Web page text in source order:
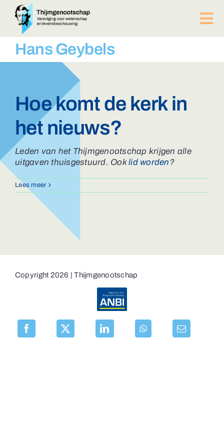
naar
inhoud
BIJEENKOMSTEN
Afdelingen
Lid worden?
Contact
ZOEKEN
NAAR:
Hans Geybels
Hoe komt de kerk in
het nieuws?
Leden van het Thijmgenootschap krijgen alle
uitgaven thuisgestuurd. Ooklid worden?
Lees meer
Copyright 2026 | Thijmgenootschap